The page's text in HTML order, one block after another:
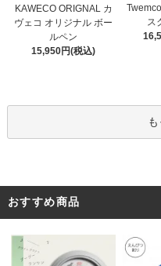
KAWECO ORIGNAL カ
ヴェコ オリジナル ボー
ルペン
15,950円(税込)
ス
おすすめ商品